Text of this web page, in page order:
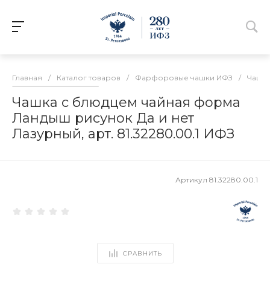
Главная / Каталог товаров / Фарфоровые чашки ИФЗ /
Чашка с блюдцем чайная форма
Ландыш рисунок Да и нет
Лазурный, арт. 81.32280.00.1 ИФЗ
Артикул 81.32280.00.1
СРАВНИТЬ